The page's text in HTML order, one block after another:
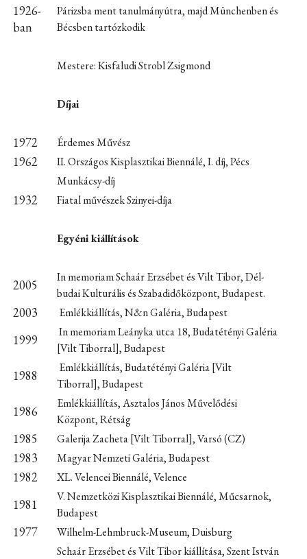
1926-
ban
Párizsba ment tanulmányútra, majd Münchenben és
Bécsben tartózkodik
Mestere: Kisfaludi Strobl Zsigmond
Díjai
1972 Érdemes Művész
1962
II. Országos Kisplasztikai Biennálé, I. díj, Pécs
Munkácsy-díj
1932 Fiatal művészek Szinyei-díja
Egyéni kiállítások
2005
In memoriam Schaár Erzsébet és Vilt Tibor, Dél-
budai Kulturális és Szabadidőközpont, Budapest.
2003 Emlékkiállítás, N&n Galéria, Budapest
1999
In memoriam Leányka utca 18, Budatétényi Galéria
[Vilt Tiborral], Budapest
1988
Emlékkiállítás, Budatétényi Galéria [Vilt
Tiborral], Budapest
1986
Emlékkiállítás, Asztalos János Művelődési
Központ, Rétság
1985 Galerija Zacheta [Vilt Tiborral], Varsó (CZ)
1983 Magyar Nemzeti Galéria, Budapest
1982 XL. Velencei Biennálé, Velence
1981
V. Nemzetközi Kisplasztikai Biennálé, Műcsarnok,
Budapest
1977
Wilhelm-Lehmbruck-Museum, Duisburg
Schaár Erzsébet és Vilt Tibor kiállítása, Szent István